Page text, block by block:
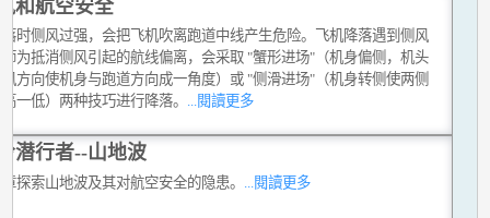
和航空安全
时侧风过强，会把飞机吹离跑道中线产生危险。飞机降落遇到侧风
为抵消侧风引起的航线偏离，会采取 "蟹形进场"（机身偏侧，机头
方向使机身与跑道方向成一角度）或 "侧滑进场"（机身转侧使两侧
一低）两种技巧进行降落。 ...閱讀更多
潜行者--山地波
探索山地波及其对航空安全的隐患。 ...閱讀更多